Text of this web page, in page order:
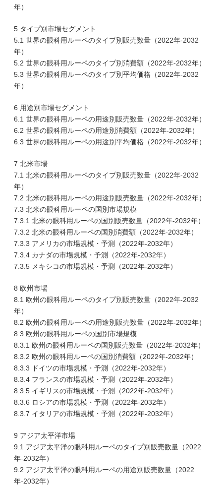
年）
5 タイプ別市場セグメント
5.1 世界の眼科用ルーペのタイプ別販売数量（2022年-2032
年）
5.2 世界の眼科用ルーペのタイプ別消費額（2022年-2032年）
5.3 世界の眼科用ルーペのタイプ別平均価格（2022年-2032
年）
6 用途別市場セグメント
6.1 世界の眼科用ルーペの用途別販売数量（2022年-2032年）
6.2 世界の眼科用ルーペの用途別消費額（2022年-2032年）
6.3 世界の眼科用ルーペの用途別平均価格（2022年-2032年）
7 北米市場
7.1 北米の眼科用ルーペのタイプ別販売数量（2022年-2032
年）
7.2 北米の眼科用ルーペの用途別販売数量（2022年-2032年）
7.3 北米の眼科用ルーペの国別市場規模
7.3.1 北米の眼科用ルーペの国別販売数量（2022年-2032年）
7.3.2 北米の眼科用ルーペの国別消費額（2022年-2032年）
7.3.3 アメリカの市場規模・予測（2022年-2032年）
7.3.4 カナダの市場規模・予測（2022年-2032年）
7.3.5 メキシコの市場規模・予測（2022年-2032年）
8 欧州市場
8.1 欧州の眼科用ルーペのタイプ別販売数量（2022年-2032
年）
8.2 欧州の眼科用ルーペの用途別販売数量（2022年-2032年）
8.3 欧州の眼科用ルーペの国別市場規模
8.3.1 欧州の眼科用ルーペの国別販売数量（2022年-2032年）
8.3.2 欧州の眼科用ルーペの国別消費額（2022年-2032年）
8.3.3 ドイツの市場規模・予測（2022年-2032年）
8.3.4 フランスの市場規模・予測（2022年-2032年）
8.3.5 イギリスの市場規模・予測（2022年-2032年）
8.3.6 ロシアの市場規模・予測（2022年-2032年）
8.3.7 イタリアの市場規模・予測（2022年-2032年）
9 アジア太平洋市場
9.1 アジア太平洋の眼科用ルーペのタイプ別販売数量（2022
年-2032年）
9.2 アジア太平洋の眼科用ルーペの用途別販売数量（2022
年-2032年）